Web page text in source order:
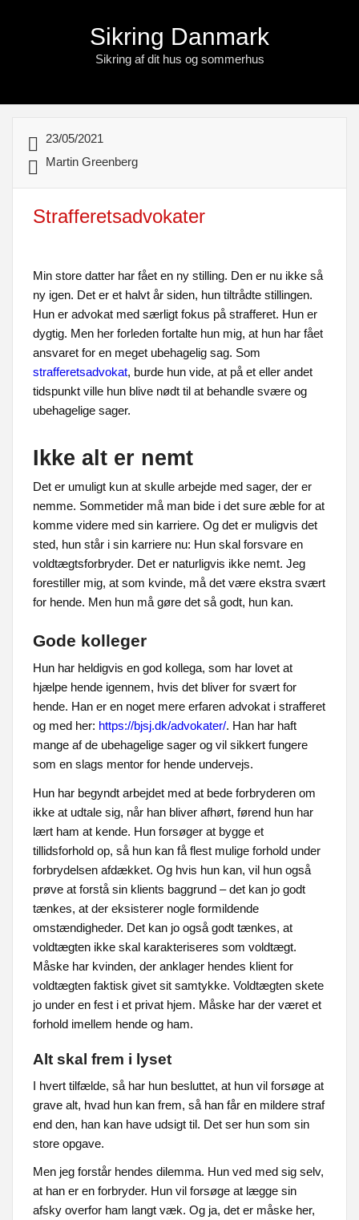
Sikring Danmark
Sikring af dit hus og sommerhus
23/05/2021
Martin Greenberg
Strafferetsadvokater
Min store datter har fået en ny stilling. Den er nu ikke så
ny igen. Det er et halvt år siden, hun tiltrådte stillingen.
Hun er advokat med særligt fokus på strafferet. Hun er
dygtig. Men her forleden fortalte hun mig, at hun har fået
ansvaret for en meget ubehagelig sag. Som
strafferetsadvokat, burde hun vide, at på et eller andet
tidspunkt ville hun blive nødt til at behandle svære og
ubehagelige sager.
Ikke alt er nemt
Det er umuligt kun at skulle arbejde med sager, der er
nemme. Sommetider må man bide i det sure æble for at
komme videre med sin karriere. Og det er muligvis det
sted, hun står i sin karriere nu: Hun skal forsvare en
voldtægtsforbryder. Det er naturligvis ikke nemt. Jeg
forestiller mig, at som kvinde, må det være ekstra svært
for hende. Men hun må gøre det så godt, hun kan.
Gode kolleger
Hun har heldigvis en god kollega, som har lovet at
hjælpe hende igennem, hvis det bliver for svært for
hende. Han er en noget mere erfaren advokat i strafferet
og med her: https://bjsj.dk/advokater/. Han har haft
mange af de ubehagelige sager og vil sikkert fungere
som en slags mentor for hende undervejs.
Hun har begyndt arbejdet med at bede forbryderen om
ikke at udtale sig, når han bliver afhørt, førend hun har
lært ham at kende. Hun forsøger at bygge et
tillidsforhold op, så hun kan få flest mulige forhold under
forbrydelsen afdækket. Og hvis hun kan, vil hun også
prøve at forstå sin klients baggrund – det kan jo godt
tænkes, at der eksisterer nogle formildende
omstændigheder. Det kan jo også godt tænkes, at
voldtægten ikke skal karakteriseres som voldtægt.
Måske har kvinden, der anklager hendes klient for
voldtægten faktisk givet sit samtykke. Voldtægten skete
jo under en fest i et privat hjem. Måske har der været et
forhold imellem hende og ham.
Alt skal frem i lyset
I hvert tilfælde, så har hun besluttet, at hun vil forsøge at
grave alt, hvad hun kan frem, så han får en mildere straf
end den, han kan have udsigt til. Det ser hun som sin
store opgave.
Men jeg forstår hendes dilemma. Hun ved med sig selv,
at han er en forbryder. Hun vil forsøge at lægge sin
afsky overfor ham langt væk. Og ja, det er måske her,